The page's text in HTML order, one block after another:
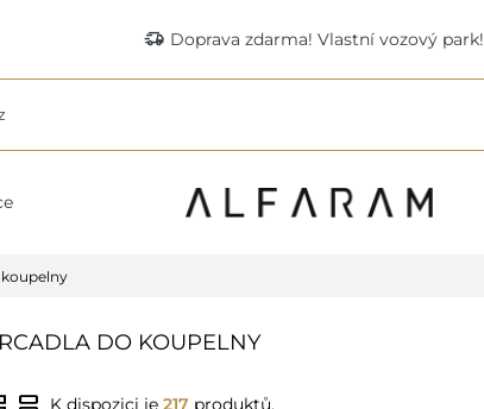
delivery_truck_speed Doprava zdarma! Vlastní vozový park!
DO KOUPELNY
K dispozici je 217 produktů.